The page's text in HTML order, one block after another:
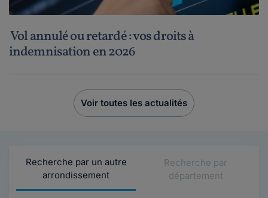
Vol annulé ou retardé : vos droits à
indemnisation en 2026
Voir toutes les actualités
Recherche par un autre
arrondissement
Recherche par
département